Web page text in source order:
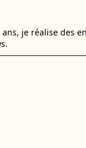
je réalise des